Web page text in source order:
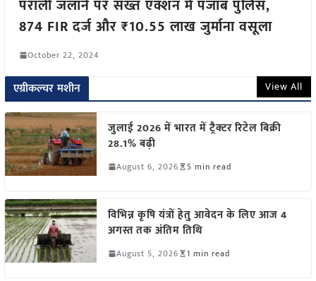
पराली जलाने पर सख्त एक्शन में पंजाब पुलिस,
874 FIR दर्ज और ₹10.55 लाख जुर्माना वसूला
October 22, 2024
एग्रीकल्चर मशीन View All
जुलाई 2026 में भारत में ट्रैक्टर रिटेल बिक्री
28.1% बढ़ी
August 6, 2026 5 min read
विभिन्न कृषि यंत्रों हेतु आवेदन के लिए आज 4
अगस्त तक अंतिम तिथि
August 5, 2026 1 min read